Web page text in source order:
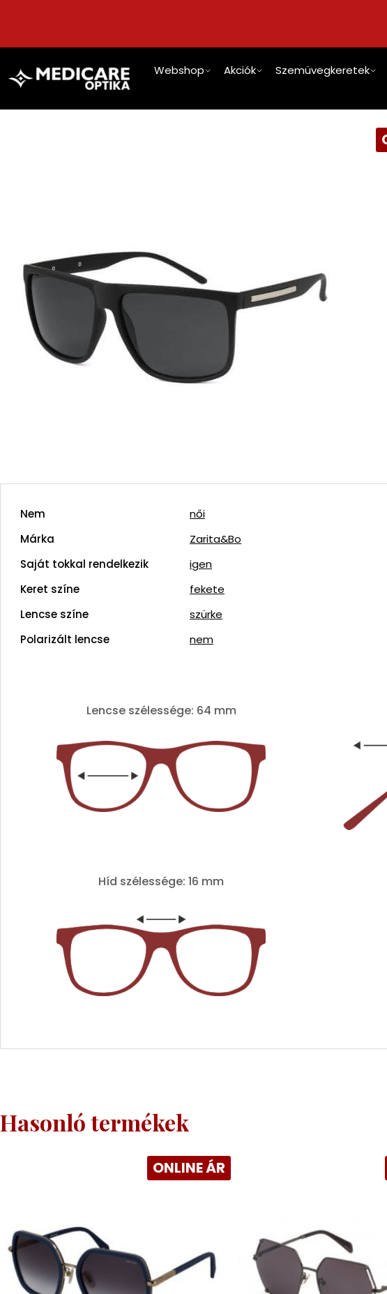
Webshop Akciók Szemüvegkeretek
Nem
női
Márka
Zarita&Bo
Saját tokkal rendelkezik
igen
Keret színe
fekete
Lencse színe
szürke
Polarizált lencse
nem
Lencse szélessége: 64 mm
Híd szélessége: 16 mm
Hasonló termékek
ONLINE ÁR